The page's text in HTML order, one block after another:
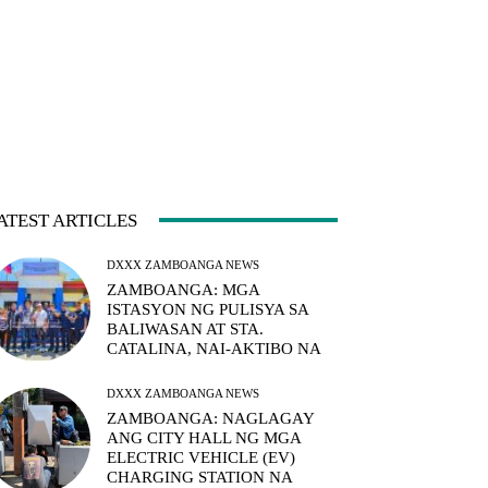
ARTICLES
DXXX ZAMBOANGA NEWS
ZAMBOANGA: MGA
ISTASYON NG PULISYA SA
BALIWASAN AT STA.
CATALINA, NAI-AKTIBO NA
DXXX ZAMBOANGA NEWS
ZAMBOANGA: NAGLAGAY
ANG CITY HALL NG MGA
ELECTRIC VEHICLE (EV)
CHARGING STATION NA